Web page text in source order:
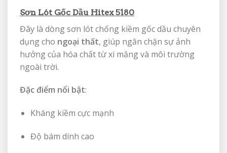
Sơn Lót Gốc Dầu Hitex 5180
Đây là dòng sơn lót chống kiềm gốc dầu chuyên
dụng cho ngoại thất, giúp ngăn chặn sự ảnh
hưởng của hóa chất từ xi măng và môi trường
ngoài trời.
Đặc điểm nổi bật:
Kháng kiềm cực mạnh
Độ bám dính cao